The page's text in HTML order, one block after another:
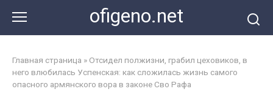
контенту
ofigeno.net
Главная страница » Отсидел полжизни, грабил цеховиков, в
него влюбилась Успенская: как сложилась жизнь самого
опасного армянского вора в законе Сво Рафа